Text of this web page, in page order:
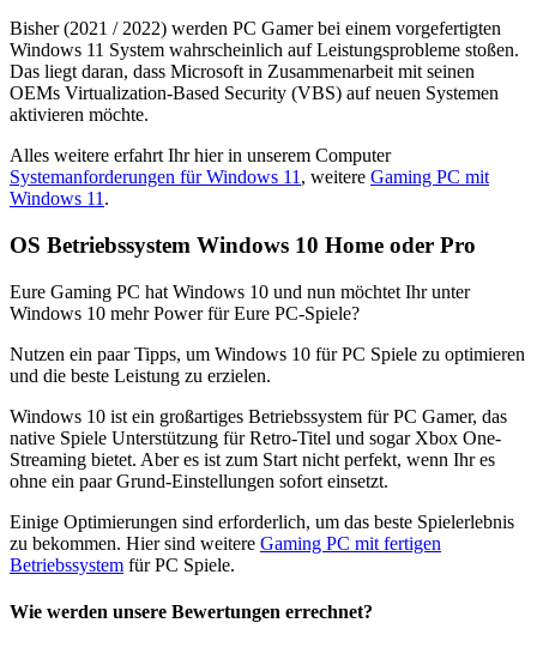
Bisher (2021 / 2022) werden PC Gamer bei einem vorgefertigten
Windows 11 System wahrscheinlich auf Leistungsprobleme stoßen.
Das liegt daran, dass Microsoft in Zusammenarbeit mit seinen
OEMs Virtualization-Based Security (VBS) auf neuen Systemen
aktivieren möchte.
Alles weitere erfahrt Ihr hier in unserem Computer
Systemanforderungen für Windows 11 , weitere Gaming PC mit
Windows 11 .
OS Betriebssystem Windows 10 Home oder Pro
Eure Gaming PC hat Windows 10 und nun möchtet Ihr unter
Windows 10 mehr Power für Eure PC-Spiele?
Nutzen ein paar Tipps, um Windows 10 für PC Spiele zu optimieren
und die beste Leistung zu erzielen.
Windows 10 ist ein großartiges Betriebssystem für PC Gamer, das
native Spiele Unterstützung für Retro-Titel und sogar Xbox One-
Streaming bietet. Aber es ist zum Start nicht perfekt, wenn Ihr es
ohne ein paar Grund-Einstellungen sofort einsetzt.
Einige Optimierungen sind erforderlich, um das beste Spielerlebnis
zu bekommen. Hier sind weitere Gaming PC mit fertigen
Betriebssystem für PC Spiele.
Wie werden unsere Bewertungen errechnet?